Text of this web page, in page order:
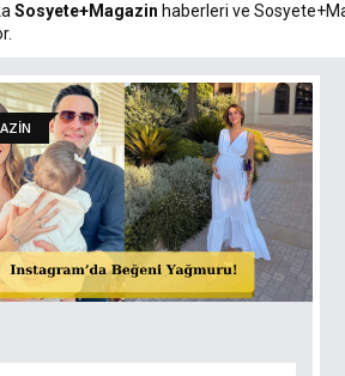
Sosyete+Magazin haberleri ve